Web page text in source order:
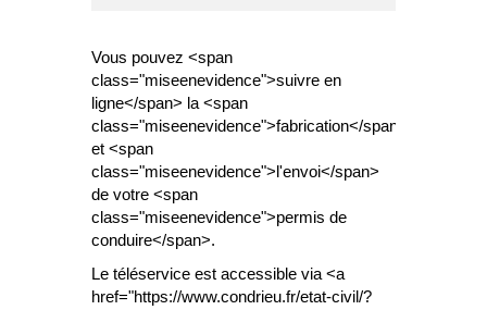
Vous pouvez <span
class="miseenevidence">suivre en
ligne</span> la <span
class="miseenevidence">fabrication</span>
et <span
class="miseenevidence">l'envoi</span>
de votre <span
class="miseenevidence">permis de
conduire</span>.
Le téléservice est accessible via <a
href="https://www.condrieu.fr/etat-civil/?